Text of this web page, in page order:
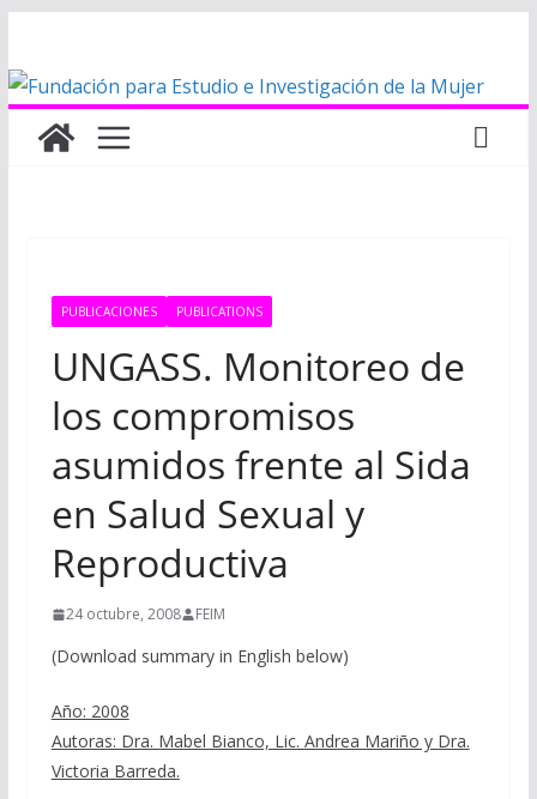
contenido
PUBLICACIONES PUBLICATIONS
UNGASS. Monitoreo de
los compromisos
asumidos frente al Sida
en Salud Sexual y
Reproductiva
24 octubre, 2008 FEIM
(Download summary in English below)
Año: 2008
Autoras: Dra. Mabel Bianco, Lic. Andrea Mariño y Dra.
Victoria Barreda.